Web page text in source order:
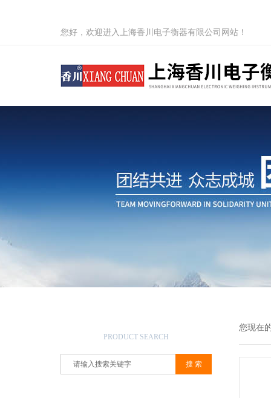
您好，欢迎进入上海香川电子衡器有限公司网站！
PRODUCT SEARCH
您现在